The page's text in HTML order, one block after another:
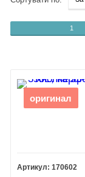
1
оригинал
170602